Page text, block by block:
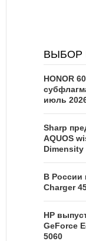
ВЫБОР
HONOR
июль
Sharp
AQUOS
Dimensity
В России
Charger
HP
GeForce
5060